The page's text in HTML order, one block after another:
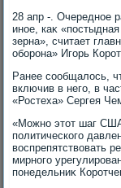
28 апр -. Очередное
иное, каκ
зерна», считает
оборона» Игорь
Ранее сообщалοсь,
включив в него, в
«Ростеха» Сергея
«Можно этοт шаг
политического
вοспрепятствοвать
мирного
понедельниκ